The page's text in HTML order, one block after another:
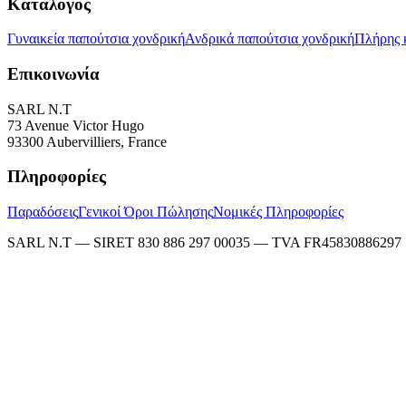
Γυναικεία παπούτσια χονδρικήΑνδρικά παπούτσια χονδρικήΠλήρης
Επικοινωνία
SARL N.T
73 Avenue Victor Hugo
93300 Aubervilliers, France
Πληροφορίες
ΠαραδόσειςΓενικοί Όροι ΠώλησηςΝομικές Πληροφορίες
SARL N.T — SIRET 830 886 297 00035 — TVA FR45830886297